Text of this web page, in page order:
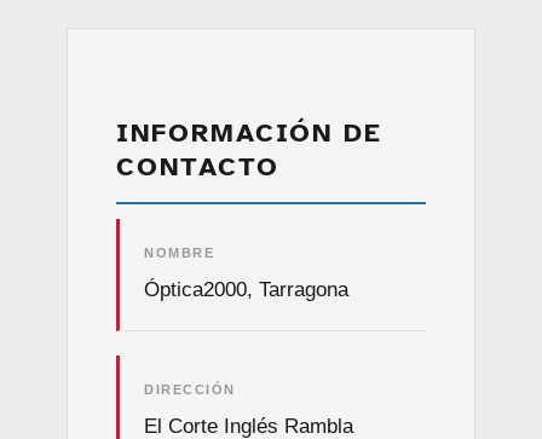
INFORMACIÓN DE
CONTACTO
NOMBRE
Óptica2000, Tarragona
DIRECCIÓN
El Corte Inglés Rambla